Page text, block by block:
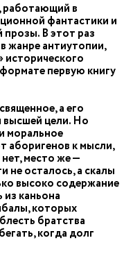
работающий в
фантастики и
В этот раз
жанре антиутопии,
исторического
первую книгу
а его
цели. Но
моральное
аборигенов к мысли,
место же —
не осталось, а скалы
высоко содержание
каньона
которых
братства
когда долг